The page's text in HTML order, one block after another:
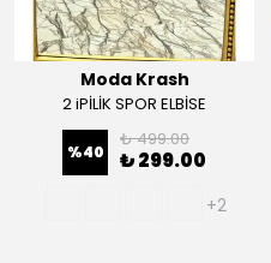
Moda Krash
2 iPİLİK SPOR ELBİSE
%40
₺ 499.00
₺ 299.00
+2